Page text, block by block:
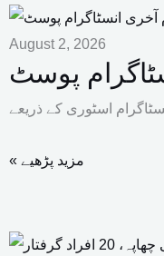
August 2, 2026
پوسٹ
« مزید پڑھیے